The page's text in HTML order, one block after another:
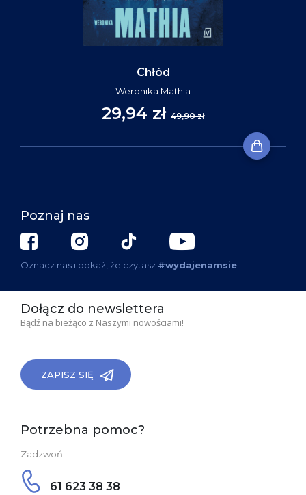
Chłód
Weronika Mathia
29,94 zł 49,90 zł
Poznaj nas
Oznacz nas i pokaż, że czytasz #wydajenamsie
Dołącz do newslettera
Bądź na bieżąco z Naszymi nowościami!
ZAPISZ SIĘ
Potrzebna pomoc?
Zadzwoń:
61 623 38 38